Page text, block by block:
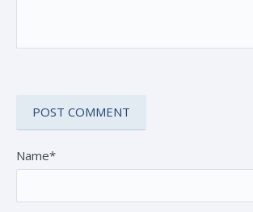
Name*